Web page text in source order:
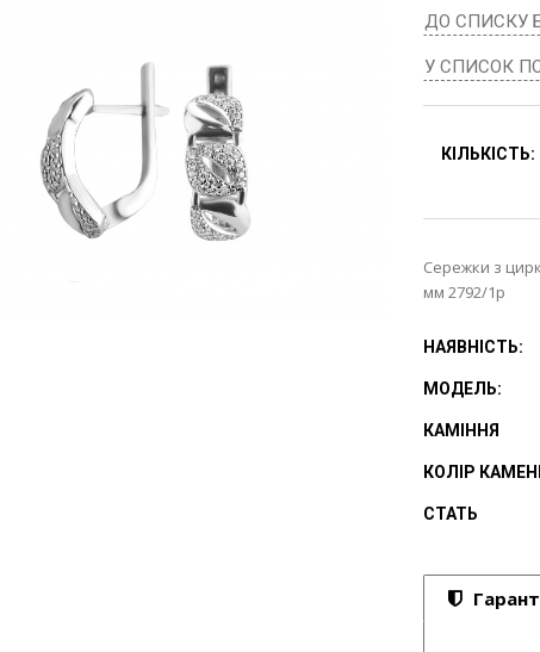
ДО СПИСКУ
У СПИСОК
КІЛЬКІСТЬ:
Сережки з
мм 2792/1р
НАЯВНІСТЬ:
МОДЕЛЬ:
КАМІННЯ
КОЛІР
СТАТЬ